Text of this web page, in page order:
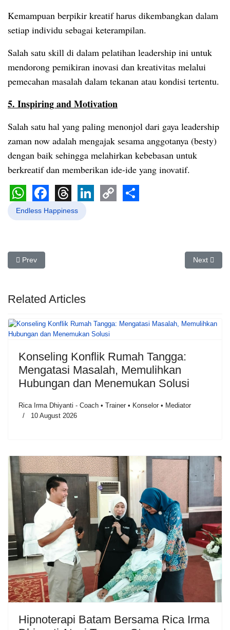
Kemampuan berpikir kreatif harus dikembangkan dalam
setiap individu sebagai keterampilan.
Salah satu skill di dalam pelatihan leadership ini untuk
mendorong pemikiran inovasi dan kreativitas melalui
pemecahan masalah dalam tekanan atau kondisi tertentu.
5. Inspiring and Motivation
Salah satu hal yang paling menonjol dari gaya leadership
zaman now adalah mengajak sesama anggotanya (besty)
dengan baik sehingga melahirkan kebebasan untuk
berkreatif dan memberikan ide-ide yang inovatif.
WhatsApp
Facebook
Threads
LinkedIn
Endless Happiness
Previous article: Motivator Batam Khusus Pelatihan SDM
Prev Next
Next
Related Articles
Konseling Konflik Rumah Tangga:
Mengatasi Masalah, Memulihkan
Hubungan dan Menemukan Solusi
Rica Irma Dhiyanti - Coach • Trainer • Konselor • Mediator
10 August 2026
Hipnoterapi Batam Bersama Rica Irma